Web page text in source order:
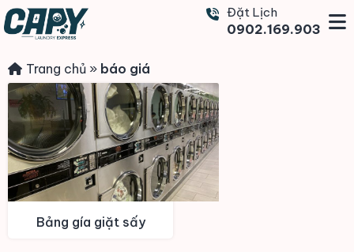
Đặt Lịch
0902.169.903
Trang chủ » báo giá
Bảng gía giặt sấy